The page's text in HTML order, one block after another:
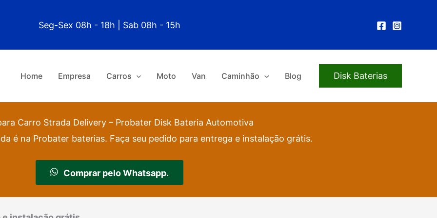
Seg-Sex 08h - 18h | Sab 08h - 15h
Home Empresa Carros Moto Van Caminhão Blog Disk Baterias
Carro Strada Delivery – Probater Disk Bateria Automotiva
é na Probater baterias. Faça seu pedido para entrega e instalação grátis.
Comprar pelo Whatsapp.